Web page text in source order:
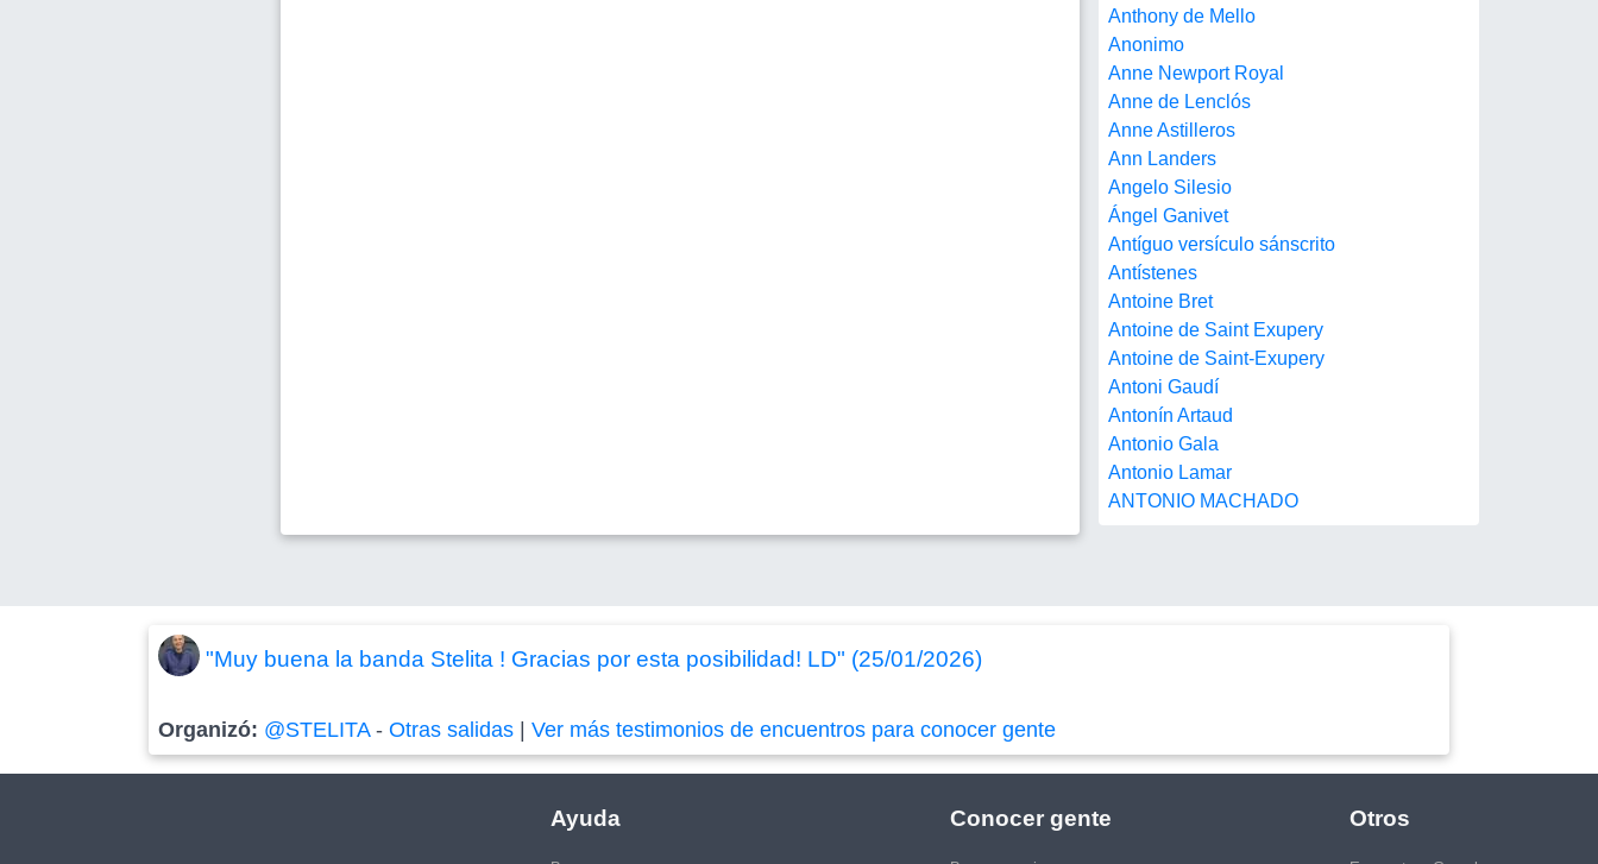
Anthony de Mello
Anonimo
Anne Newport Royal
Anne de Lenclós
Anne Astilleros
Ann Landers
Angelo Silesio
Ángel Ganivet
Antíguo versículo sánscrito
Antístenes
Antoine Bret
Antoine de Saint Exupery
Antoine de Saint-Exupery
Antoni Gaudí
Antonín Artaud
Antonio Gala
Antonio Lamar
ANTONIO MACHADO
"Muy buena la banda Stelita ! Gracias por esta posibilidad! LD" (25/01/2026)
Organizó: @STELITA-Otras salidas |Ver más testimonios de encuentros para conocer gente
Ayuda Conocer gente Otros